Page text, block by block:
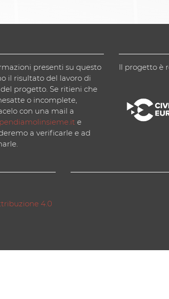
presenti su questo
il risultato del lavoro di
progetto. Se ritieni che
o incomplete,
con una mail a
e
a verificarle e ad
Il progetto è
4.0